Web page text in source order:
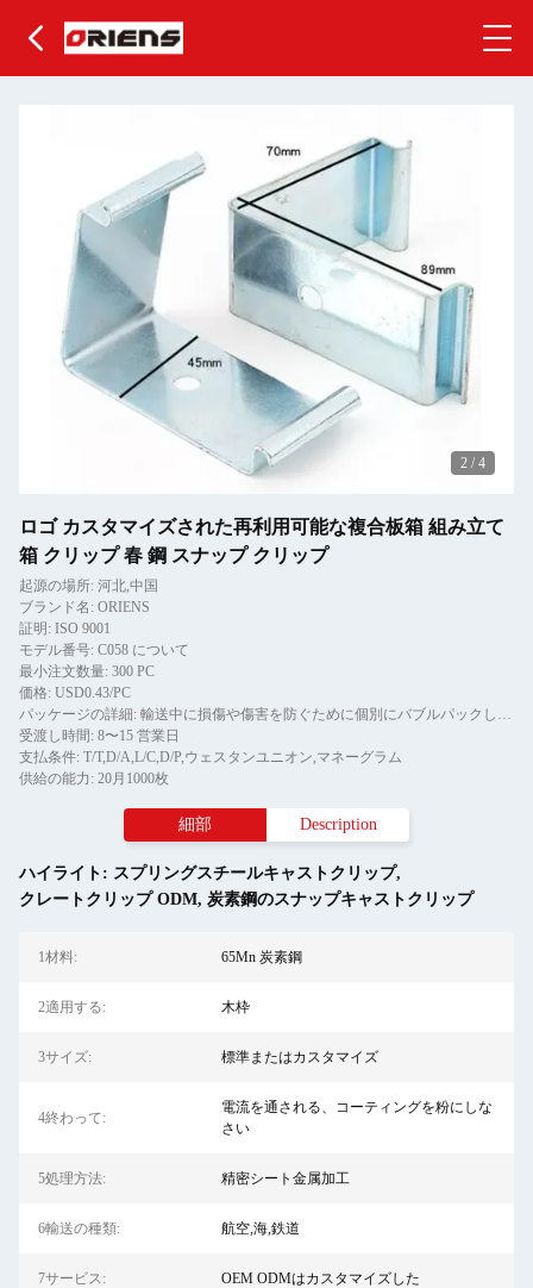
2 / 4
ロゴ カスタマイズされた再利用可能な複合板箱 組み立て
箱 クリップ 春 鋼 スナップ クリップ
起源の場所: 河北,中国
ブランド名: ORIENS
証明: ISO 9001
モデル番号: C058 について
最小注文数量: 300 PC
価格: USD0.43/PC
パッケージの詳細: 輸送中に損傷や傷害を防ぐために個別にバブルパックし,その後,紙箱に
受渡し時間: 8〜15 営業日
支払条件: T/T,D/A,L/C,D/P,ウェスタンユニオン,マネーグラム
供給の能力: 20月1000枚
細部 Description
ハイライト: スプリングスチールキャストクリップ,
クレートクリップ ODM, 炭素鋼のスナップキャストクリップ
1材料: 65Mn 炭素鋼
2適用する: 木枠
3サイズ: 標準またはカスタマイズ
4終わって:
電流を通される、コーティングを粉にしな
さい
5処理方法: 精密シート金属加工
6輸送の種類: 航空,海,鉄道
7サービス: OEM ODMはカスタマイズした